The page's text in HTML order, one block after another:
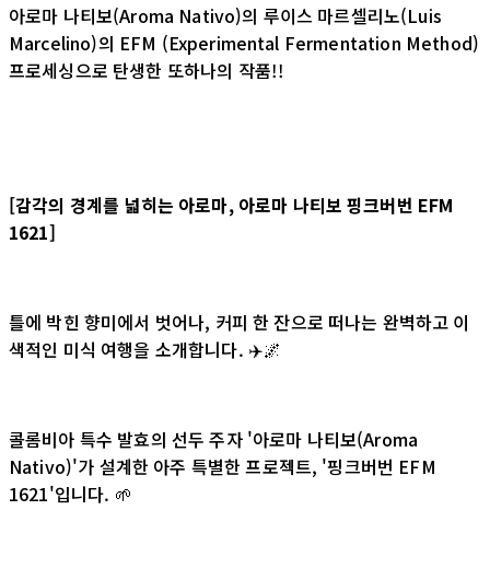
아로마 나티보(Aroma Nativo)의 루이스 마르셀리노(Luis
Marcelino)의 EFM (Experimental Fermentation Method)
프로세싱으로 탄생한 또하나의 작품!!
[감각의 경계를 넓히는 아로마, 아로마 나티보 핑크버번 EFM
1621]
틀에 박힌 향미에서 벗어나, 커피 한 잔으로 떠나는 완벽하고 이
색적인 미식 여행을 소개합니다. ✈️🌌
콜롬비아 특수 발효의 선두 주자 '아로마 나티보(Aroma
Nativo)'가 설계한 아주 특별한 프로젝트, '핑크버번 EFM
1621'입니다. 🌱